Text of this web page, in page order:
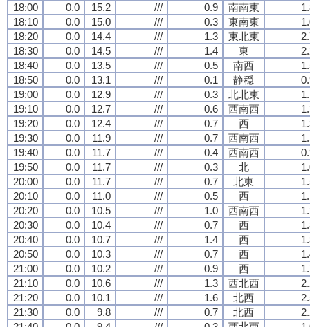
18:00
0.0 15.2 /// 0.9 南南東
18:10
0.0 15.0 /// 0.3 東南東
18:20
0.0 14.4 /// 1.3 東北東
18:30
0.0 14.5 /// 1.4 東
18:40
0.0 13.5 /// 0.5 南西
18:50
0.0 13.1 /// 0.1 静穏
19:00
0.0 12.9 /// 0.3 北北東
19:10
0.0 12.7 /// 0.6 西南西
19:20
0.0 12.4 /// 0.7 西
19:30
0.0 11.9 /// 0.7 西南西
19:40
0.0 11.7 /// 0.4 西南西
19:50
0.0 11.7 /// 0.3 北
20:00
0.0 11.7 /// 0.7 北東
20:10
0.0 11.0 /// 0.5 西
20:20
0.0 10.5 /// 1.0 西南西
20:30
0.0 10.4 /// 0.7 西
20:40
0.0 10.7 /// 1.4 西
20:50
0.0 10.3 /// 0.7 西
21:00
0.0 10.2 /// 0.9 西
21:10
0.0 10.6 /// 1.3 西北西
21:20
0.0 10.1 /// 1.6 北西
21:30
0.0 9.8 /// 0.7 北西